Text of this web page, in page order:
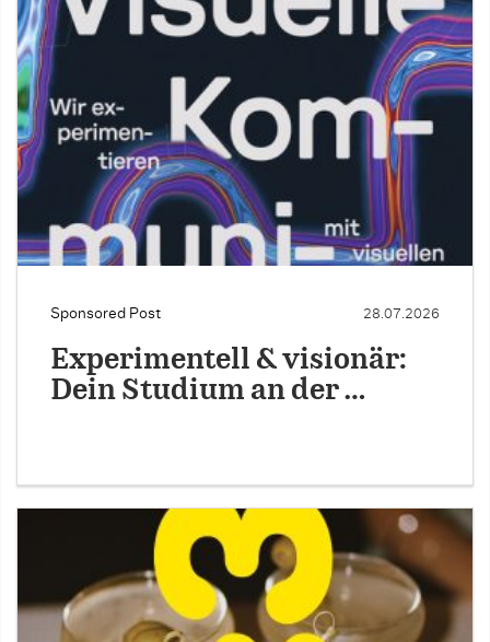
Sponsored Post 28.07.2026
Experimentell & visionär:
Dein Studium an der …